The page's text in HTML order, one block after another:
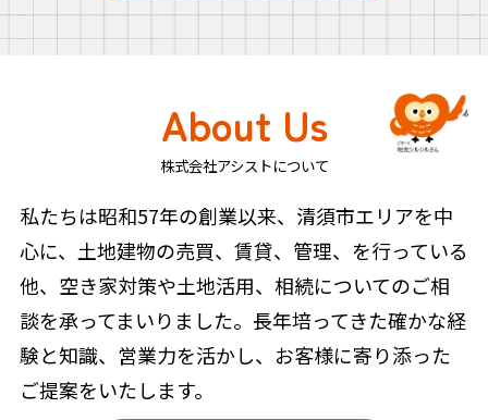
About Us
株式会社アシストについて
私たちは昭和57年の創業以来、清須市エリアを中
心に、土地建物の売買、賃貸、管理、を行っている
他、空き家対策や土地活用、相続についてのご相
談を承ってまいりました。長年培ってきた確かな経
験と知識、営業力を活かし、お客様に寄り添った
ご提案をいたします。